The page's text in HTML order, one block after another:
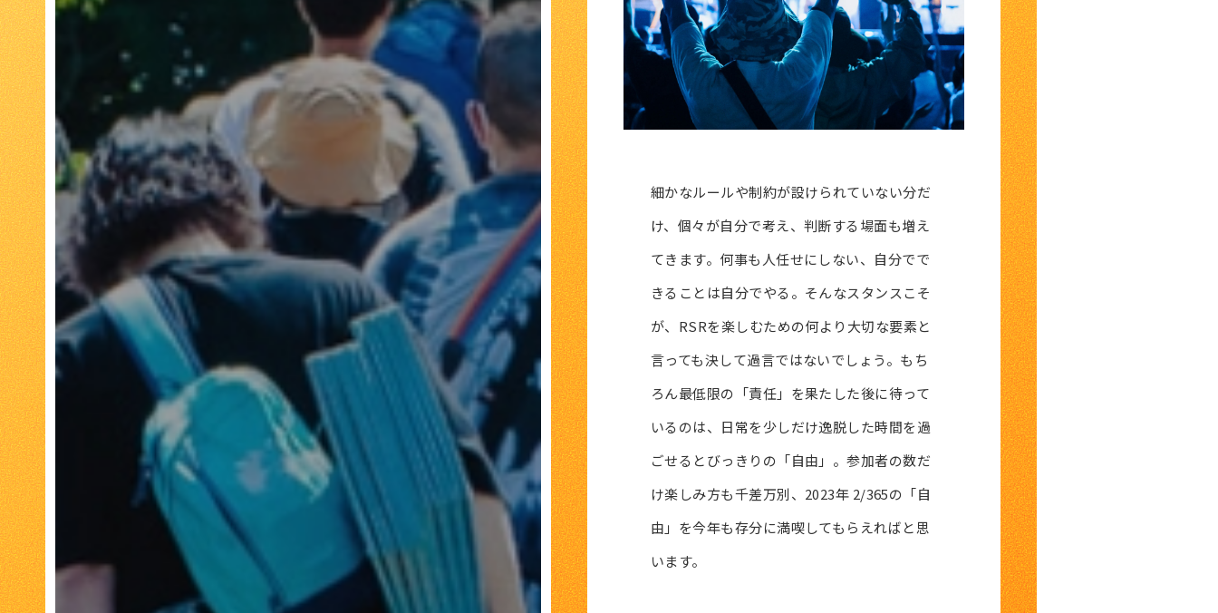
細かなルールや制約が設けられていない分だ
け、個々が自分で考え、判断する場面も増え
てきます。何事も人任せにしない、自分でで
きることは自分でやる。そんなスタンスこそ
が、RSRを楽しむための何より大切な要素と
言っても決して過言ではないでしょう。もち
ろん最低限の「責任」を果たした後に待って
いるのは、日常を少しだけ逸脱した時間を過
ごせるとびっきりの「自由」。参加者の数だ
け楽しみ方も千差万別、2023年 2/365の「自
由」を今年も存分に満喫してもらえればと思
います。